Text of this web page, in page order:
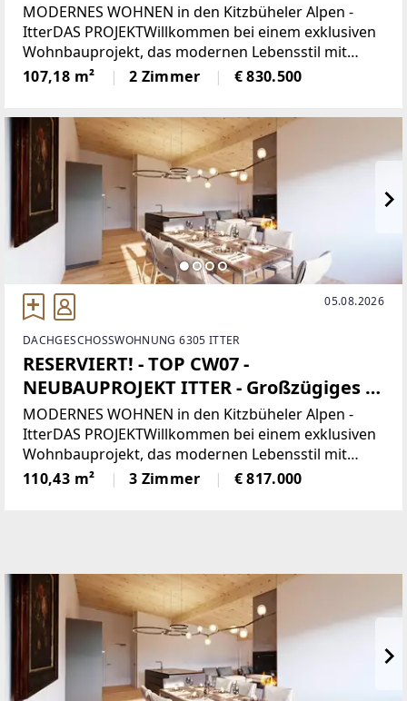
MODERNES WOHNEN in den Kitzbüheler Alpen -
ItterDAS PROJEKTWillkommen bei einem exklusiven
Wohnbauprojekt, das modernen Lebensstil mit
alpiner Wohnqualität verbindet. In sonniger Lage
entstehen 5 architektonisch harmonisch
107,18 m² 2 Zimmer € 830.500
05.08.2026
DACHGESCHOSSWOHNUNG 6305 ITTER
RESERVIERT! - TOP CW07 -
NEUBAUPROJEKT ITTER - Großzügiges 3-
Zi-Penthouse zu kaufen!
MODERNES WOHNEN in den Kitzbüheler Alpen -
ItterDAS PROJEKTWillkommen bei einem exklusiven
Wohnbauprojekt, das modernen Lebensstil mit
alpiner Wohnqualität verbindet. In sonniger Lage
entstehen 5 architektonisch harmonisch
110,43 m² 3 Zimmer € 817.000